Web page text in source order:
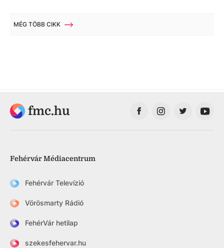
MÉG TÖBB CIKK
fmc.hu
Fehérvár Médiacentrum
Fehérvár Televízió
Vörösmarty Rádió
FehérVár hetilap
szekesfehervar.hu